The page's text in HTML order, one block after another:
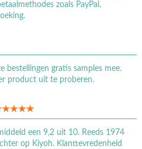
zoals PayPal,
bestellingen gratis samples mee.
product uit te proberen.
een 9,2 uit 10. Reeds 1974
op Kiyoh. Klanttevredenheid